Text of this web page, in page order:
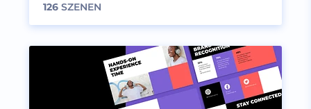
126 SZENEN